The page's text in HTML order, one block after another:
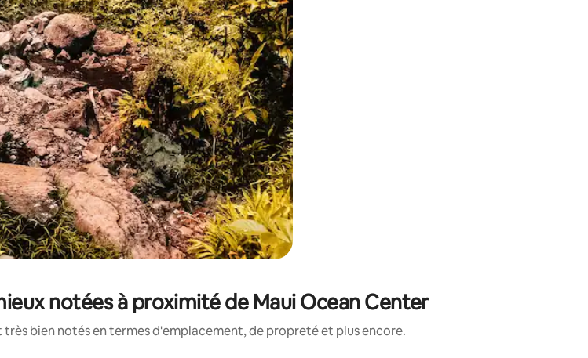
notées à proximité de Maui Ocean Center
très bien notés en termes d'emplacement, de propreté et plus encore.